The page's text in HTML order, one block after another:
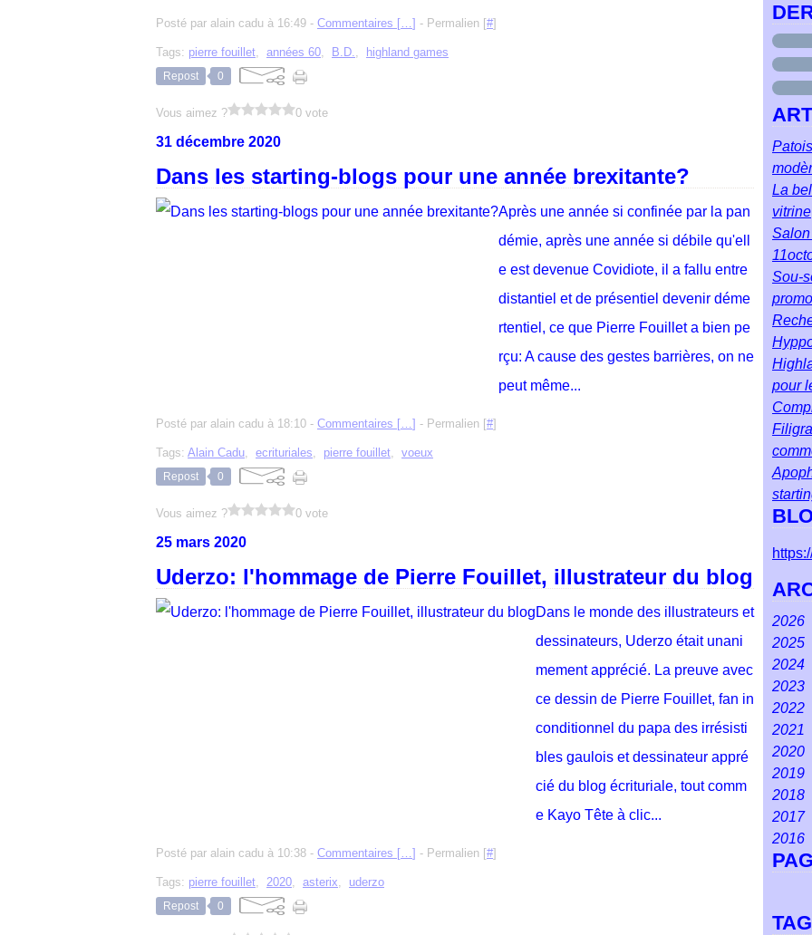
Posté par alain cadu à 16:49 - Commentaires […] - Permalien [#]
Tags: pierre fouillet, années 60, B.D., highland games
Repost 0
Vous aimez ? 0 vote
31 décembre 2020
Dans les starting-blogs pour une année brexitante?
Après une année si confinée par la pan
démie, après une année si débile qu'ell
e est devenue Covidiote, il a fallu entre
distantiel et de présentiel devenir déme
rtentiel, ce que Pierre Fouillet a bien pe
rçu: A cause des gestes barrières, on ne
peut même...
Posté par alain cadu à 18:10 - Commentaires […] - Permalien [#]
Tags: Alain Cadu, ecrituriales, pierre fouillet, voeux
Repost 0
Vous aimez ? 0 vote
25 mars 2020
Uderzo: l'hommage de Pierre Fouillet, illustrateur du blog
Dans le monde des illustrateurs et
dessinateurs, Uderzo était unani
mement apprécié. La preuve avec
ce dessin de Pierre Fouillet, fan in
conditionnel du papa des irrésisti
bles gaulois et dessinateur appré
cié du blog écrituriale, tout comm
e Kayo Tête à clic...
Posté par alain cadu à 10:38 - Commentaires […] - Permalien [#]
Tags: pierre fouillet, 2020, asterix, uderzo
Repost 0
La
vitrine
Sou-
promo
pour
2026
Mai
2025
Mai
2024
Mai
2023
Mai
2022
Juin
2021
2020
2019
2018
2017
2016